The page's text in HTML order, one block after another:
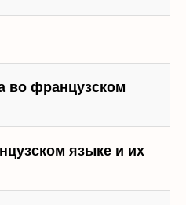
во французском
языке и их